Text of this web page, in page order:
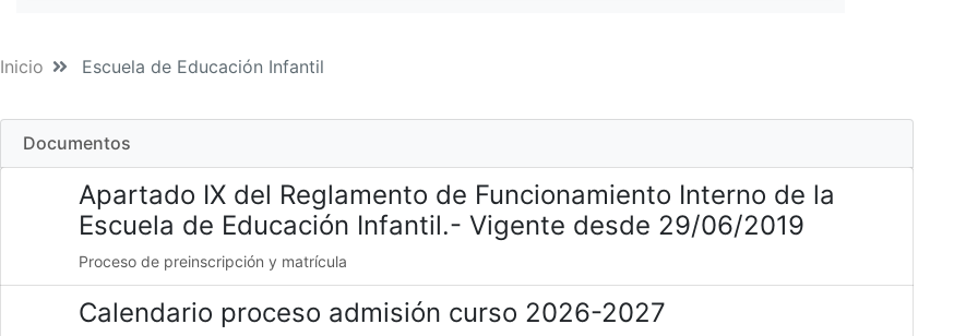
Inicio Escuela de Educación Infantil
Documentos
Apartado IX del Reglamento de Funcionamiento Interno de la
Escuela de Educación Infantil.- Vigente desde 29/06/2019
Proceso de preinscripción y matrícula
Calendario proceso admisión curso 2026-2027